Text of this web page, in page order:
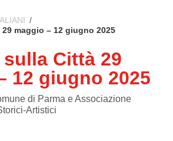
/
maggio – 12 giugno 2025
Città 29
12 giugno 2025
di Parma e Associazione
Artistici